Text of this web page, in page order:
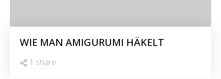
WIE MAN AMIGURUMI HÄKELT
1 share